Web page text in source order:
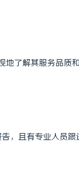
地了解其服务品
，且有专业人员